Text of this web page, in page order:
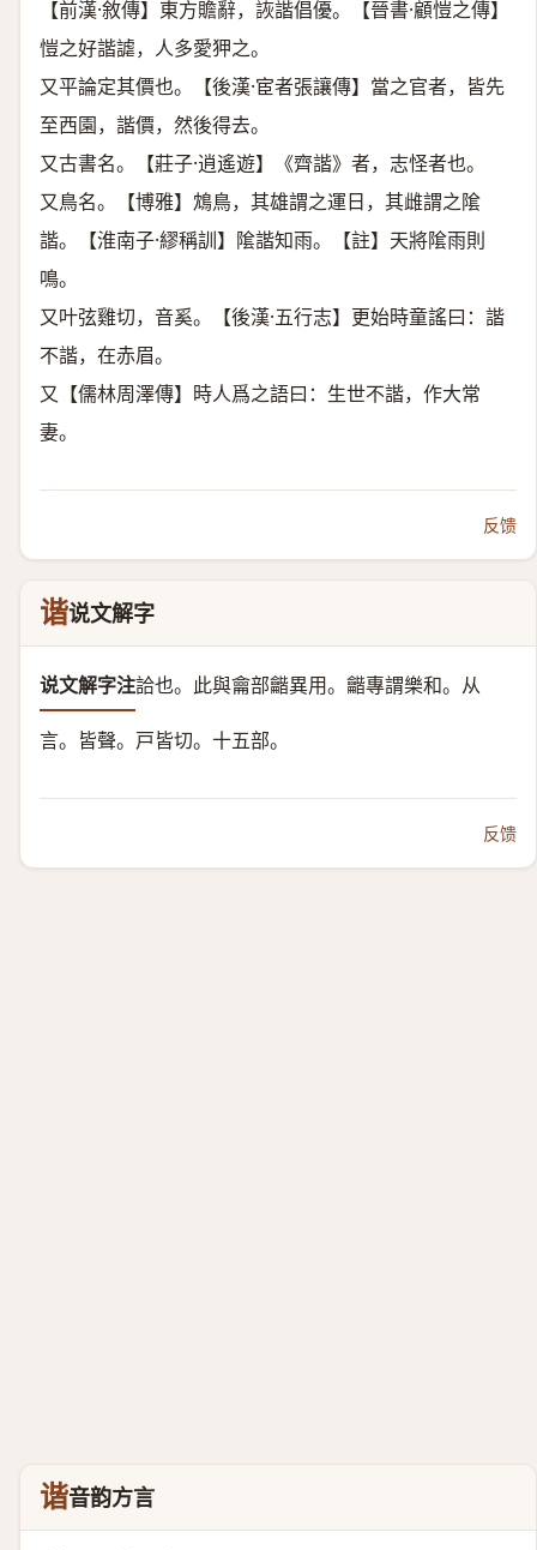
【前漢·敘傳】東方贍辭，詼諧倡優。【晉書·顧愷之傳】
愷之好諧謔，人多愛狎之。
又平論定其價也。【後漢·宦者張讓傳】當之官者，皆先
至西園，諧價，然後得去。
又古書名。【莊子·逍遙遊】《齊諧》者，志怪者也。
又鳥名。【博雅】鴆鳥，其雄謂之運日，其雌謂之隂
諧。【淮南子·繆稱訓】隂諧知雨。【註】天將隂雨則
鳴。
又叶弦雞切，音奚。【後漢·五行志】更始時童謠曰：諧
不諧，在赤眉。
又【儒林周澤傳】時人爲之語曰：生世不諧，作大常
妻。
反馈
谐说文解字
说文解字注詥也。 此與龠部龤異用。龤專謂樂和。 从
言。皆聲。 戸皆切。十五部。
反馈
谐音韵方言